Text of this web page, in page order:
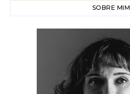
SOBRE MIM